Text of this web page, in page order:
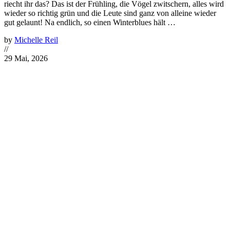
riecht ihr das? Das ist der Frühling, die Vögel zwitschern, alles wird
wieder so richtig grün und die Leute sind ganz von alleine wieder
gut gelaunt! Na endlich, so einen Winterblues hält …
by Michelle Reil
//
29 Mai, 2026